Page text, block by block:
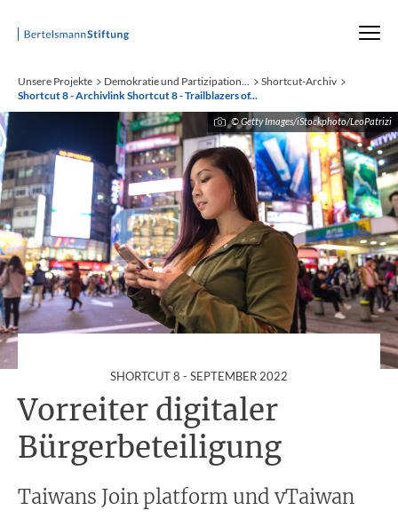
Startseite
Unsere Projekte Demokratie und Partizipation...
Shortcut-Archiv
Shortcut 8 - ArchivlinkShortcut 8 - Trailblazers of...
© Getty Images/iStockphoto/LeoPatrizi
SHORTCUT 8 - SEPTEMBER 2022
Vorreiter digitaler
Bürgerbeteiligung
Taiwans Join platform und vTaiwan ​